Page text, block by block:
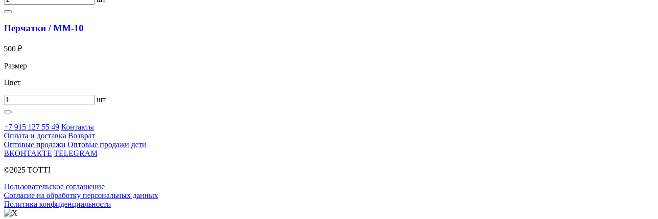
Перчатки / ММ-10
500 ₽
Размер
Цвет
шт
+7 915 127 55 49 Контакты
Оплата и доставка Возврат
Оптовые продажи Оптовые продажи дети
ВКОНТАКТЕ TELEGRAM
©2025 TOTTI
Пользовательское соглашение
Согласие на обработку персональных данных
Политика конфиденциальности